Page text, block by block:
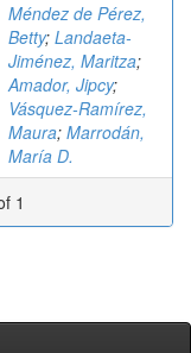
Méndez de Pérez,
Betty; Landaeta-
Jiménez, Maritza;
Amador, Jipcy;
Vásquez-Ramírez,
Maura; Marrodán,
María D.
1